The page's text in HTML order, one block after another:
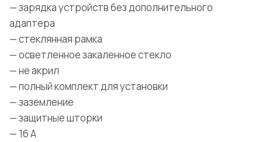
— зарядка устройств без дополнительного
адаптера
— стеклянная рамка
— осветленное закаленное стекло
— не акрил
— полный комплект для установки
— заземление
— защитные шторки
— 16 А